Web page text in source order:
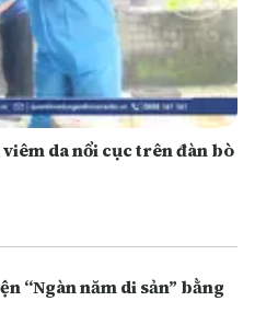
da nổi cục trên đàn bò
“Ngàn năm di sản” bằng